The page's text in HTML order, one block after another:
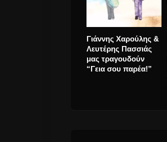
Διεθνές Φεστιβάλ
Άνδρου. Η 9η
χρoνιά!!! Πρόγραμμα
30 Ιουλίου – 25